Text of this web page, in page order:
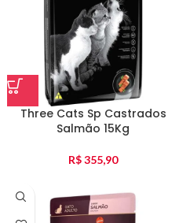
Three Cats Sp Castrados
Salmão 15Kg
R$355,90